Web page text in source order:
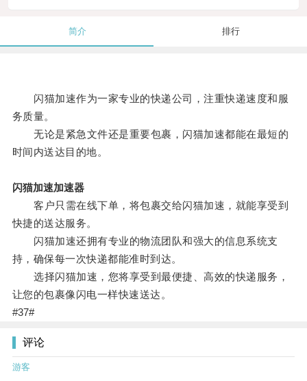
简介 排行
闪猫加速作为一家专业的快递公司，注重快递速度和服
务质量。
无论是紧急文件还是重要包裹，闪猫加速都能在最短的
时间内送达目的地。
闪猫加速加速器
客户只需在线下单，将包裹交给闪猫加速，就能享受到
快捷的送达服务。
闪猫加速还拥有专业的物流团队和强大的信息系统支
持，确保每一次快递都能准时到达。
选择闪猫加速，您将享受到最便捷、高效的快递服务，
让您的包裹像闪电一样快速送达。
#37#
评论
游客